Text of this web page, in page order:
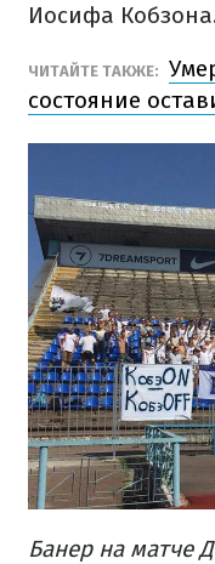
Иосифа
ЧИТАЙТЕ ТАКЖЕ:
состояние
Банер на матче